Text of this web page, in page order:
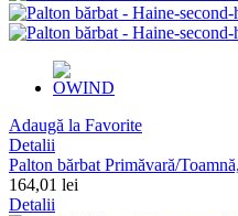
Adaugă la Favorite
Detalii
Palton bărbat Primăvară/
164,01 lei
Detalii